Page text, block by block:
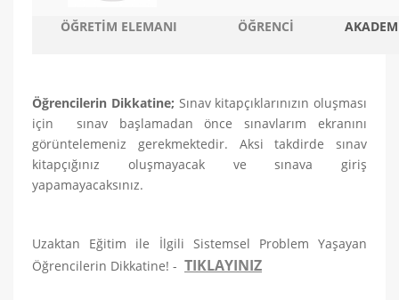
ÖĞRETİM ELEMANI ÖĞRENCİ
Öğrencilerin Dikkatine; Sınav kitapçıklarınızın oluşması
için sınav başlamadan önce sınavlarım ekranını
görüntelemeniz gerekmektedir. Aksi takdirde sınav
kitapçığınız oluşmayacak ve sınava giriş
yapamayacaksınız.
Uzaktan Eğitim ile İlgili Sistemsel Problem Yaşayan
Öğrencilerin Dikkatine! - TIKLAYINIZ